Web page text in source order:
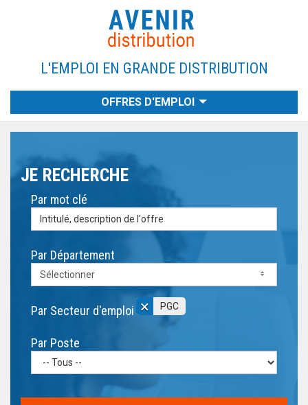
L'EMPLOI EN GRANDE DISTRIBUTION
ACCUEIL
OFFRES D'EMPLOI
RECHERCHE
CANDIDATS
EMPLOYEURS
A PROPOS
CONTACT
JE RECHERCHE
Par mot clé
Par Département
Sélectionner
Par Secteur d'emploi × PGC
Par Poste